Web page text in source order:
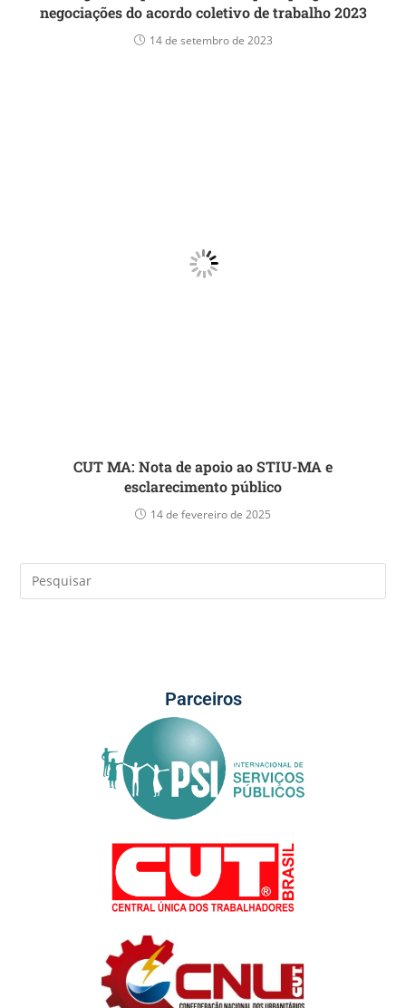
negociações do acordo coletivo de trabalho 2023
14 de setembro de 2023
CUT MA: Nota de apoio ao STIU-MA e
esclarecimento público
14 de fevereiro de 2025
Parceiros